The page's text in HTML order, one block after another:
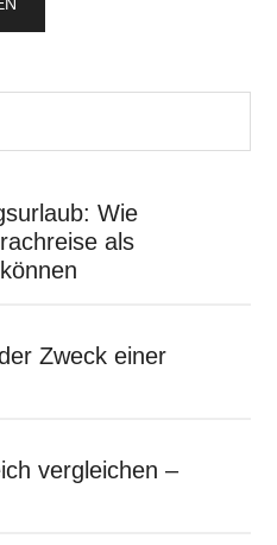
Wie
als
Zweck einer
vergleichen –